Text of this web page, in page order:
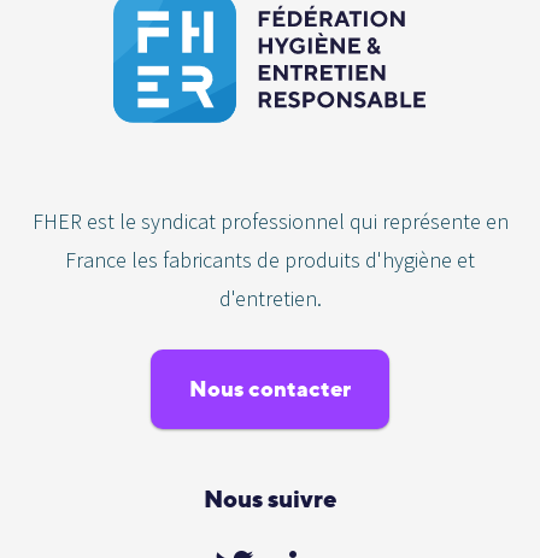
FHER est le syndicat professionnel qui représente en
France les fabricants de produits d'hygiène et
d'entretien.
Nous contacter
Nous suivre